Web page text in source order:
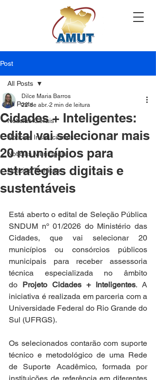
Post
All Posts
Notícias Gerais
Notícias Institucionais
Notícias Municipais
Notícias Técnicas
All Posts
Cidades + Inteligentes:
edital vai selecionar mais
20 municípios para
estratégias digitais e
sustentáveis
Dilce Maria Barros
22 de abr. 2 min de leitura
Está aberto o edital de Seleção Pública
SNDUM nº 01/2026 do Ministério das
Cidades, que vai selecionar 20
municípios ou consórcios públicos
municipais para receber assessoria
técnica especializada no âmbito
do Projeto Cidades + Inteligentes. A
iniciativa é realizada em parceria com a
Universidade Federal do Rio Grande do
Sul (UFRGS).
Os selecionados contarão com suporte
técnico e metodológico de uma Rede
de Suporte Acadêmico, formada por